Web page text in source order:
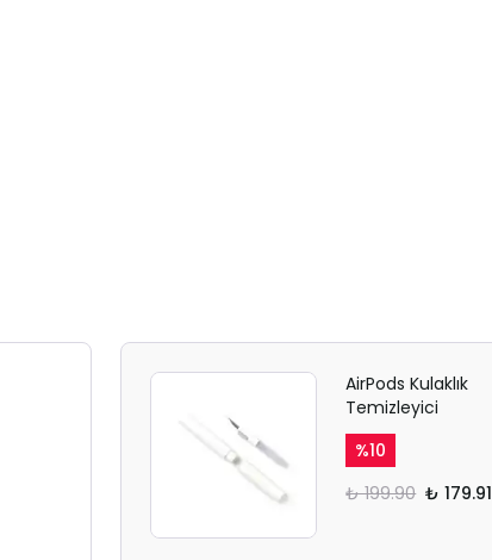
AirPods Kulaklık
Temizleyici
%10
₺ 199.90 ₺ 179.91
SAFARİ GİZLİ SEKME